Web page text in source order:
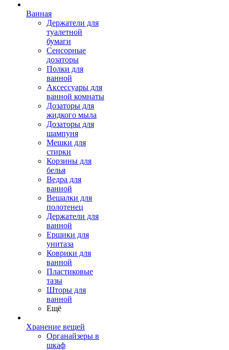
Ванная
Держатели для
туалетной
бумаги
Сенсорные
дозаторы
Полки для
ванной
Аксессуары для
ванной комнаты
Дозаторы для
жидкого мыла
Дозаторы для
шампуня
Мешки для
стирки
Корзины для
белья
Ведра для
ванной
Вешалки для
полотенец
Держатели для
ванной
Ершики для
унитаза
Коврики для
ванной
Пластиковые
тазы
Шторы для
ванной
Ещё
Хранение вещей
Органайзеры в
шкаф